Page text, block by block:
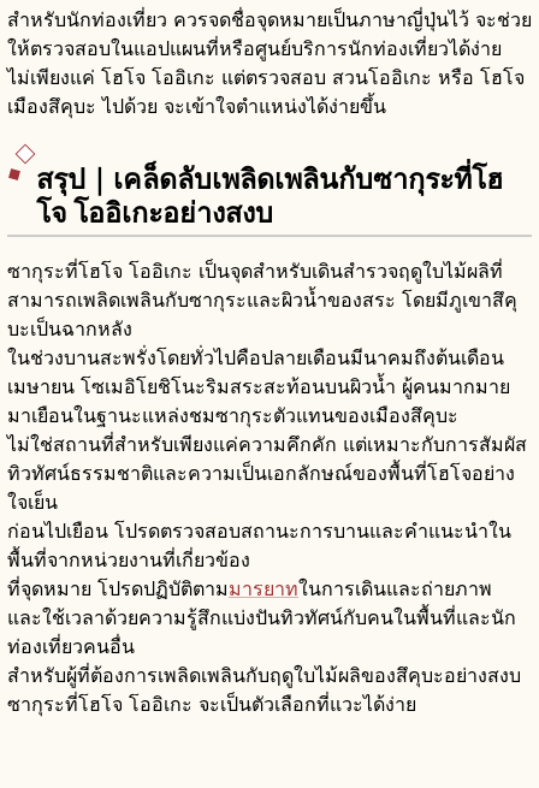
สำหรับนักท่องเที่ยว ควรจดชื่อจุดหมายเป็นภาษาญี่ปุ่นไว้ จะช่วย
ให้ตรวจสอบในแอปแผนที่หรือศูนย์บริการนักท่องเที่ยวได้ง่าย
ไม่เพียงแค่ โฮโจ โออิเกะ แต่ตรวจสอบ สวนโออิเกะ หรือ โฮโจ
เมืองสึคุบะ ไปด้วย จะเข้าใจตำแหน่งได้ง่ายขึ้น
สรุป｜เคล็ดลับเพลิดเพลินกับซากุระที่โฮ
โจ โออิเกะอย่างสงบ
ซากุระที่โฮโจ โออิเกะ เป็นจุดสำหรับเดินสำรวจฤดูใบไม้ผลิที่
สามารถเพลิดเพลินกับซากุระและผิวน้ำของสระ โดยมีภูเขาสึคุ
บะเป็นฉากหลัง
ในช่วงบานสะพรั่งโดยทั่วไปคือปลายเดือนมีนาคมถึงต้นเดือน
เมษายน โซเมอิโยชิโนะริมสระสะท้อนบนผิวน้ำ ผู้คนมากมาย
มาเยือนในฐานะแหล่งชมซากุระตัวแทนของเมืองสึคุบะ
ไม่ใช่สถานที่สำหรับเพียงแค่ความคึกคัก แต่เหมาะกับการสัมผัส
ทิวทัศน์ธรรมชาติและความเป็นเอกลักษณ์ของพื้นที่โฮโจอย่าง
ใจเย็น
ก่อนไปเยือน โปรดตรวจสอบสถานะการบานและคำแนะนำใน
พื้นที่จากหน่วยงานที่เกี่ยวข้อง
ที่จุดหมาย โปรดปฏิบัติตามมารยาทในการเดินและถ่ายภาพ
และใช้เวลาด้วยความรู้สึกแบ่งปันทิวทัศน์กับคนในพื้นที่และนัก
ท่องเที่ยวคนอื่น
สำหรับผู้ที่ต้องการเพลิดเพลินกับฤดูใบไม้ผลิของสึคุบะอย่างสงบ
ซากุระที่โฮโจ โออิเกะ จะเป็นตัวเลือกที่แวะได้ง่าย